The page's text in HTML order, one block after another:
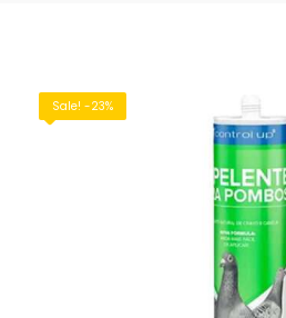
Sale! -23%